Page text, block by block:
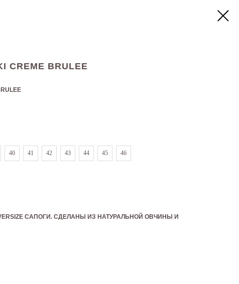
CREME BRULEE
40 41 42 43 44 45 46
САПОГИ. СДЕЛАНЫ ИЗ НАТУРАЛЬНОЙ ОВЧИНЫ И